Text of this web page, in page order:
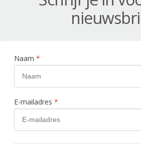
Naam *
E-mailadres *